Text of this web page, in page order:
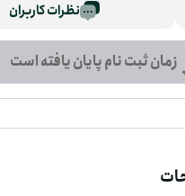
نظرات کاربران
زمان ثبت نام پایان یافته است